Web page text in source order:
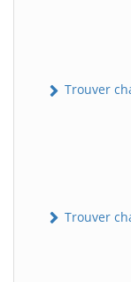
Trouver
Trouver